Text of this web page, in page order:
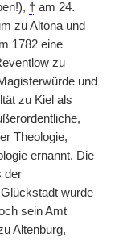
† am 24.
zu Altona und
1782 eine
zu
und
zu Kiel als
Theologie,
ernannt. Die
der
wurde
sein Amt
Altenburg,